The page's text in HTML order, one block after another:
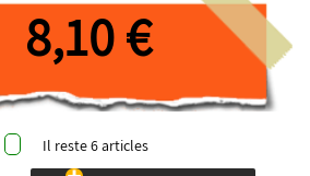
8,10 €
Il reste6articles